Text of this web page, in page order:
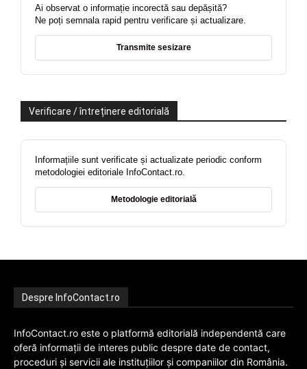
Ai observat o informație incorectă sau depășită?
Ne poți semnala rapid pentru verificare și actualizare.
Transmite sesizare
Verificare / întreținere editorială
Informațiile sunt verificate și actualizate periodic conform
metodologiei editoriale InfoContact.ro.
Metodologie editorială
Despre InfoContact.ro
InfoContact.ro este o platformă editorială independentă care
oferă informații de interes public despre date de contact,
proceduri și servicii ale instituțiilor și companiilor din România.